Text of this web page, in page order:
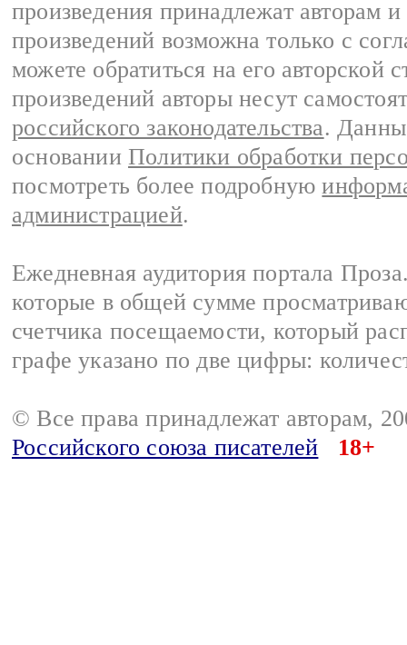
произведения принадлежат авторам
произведений возможна только с
можете обратиться на его авторской
произведений авторы несут
российского законодательства.
основании Политики обработки
посмотреть более подробную
администрацией.
Ежедневная аудитория портала
которые в общей сумме
счетчика посещаемости, который
графе указано по две цифры:
© Все права принадлежат авторам,
Российского союза писателей
18+